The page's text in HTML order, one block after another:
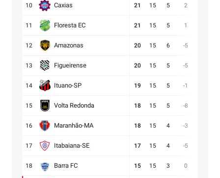
10 Caxias 21 15 5 2
11 Floresta EC 21 15 5 1
12 Amazonas 20 15 6 -5
13 Figueirense 20 15 5 -5
14 Ituano-SP 19 15 5 -1
15 Volta Redonda 18 15 5 -8
16 Maranhão-MA 18 15 4 -3
17 Itabaiana-SE 17 15 4 -5
18 Barra FC 15 15 3 0